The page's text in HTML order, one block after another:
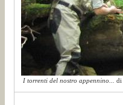
I torrenti del nostro appennino... di